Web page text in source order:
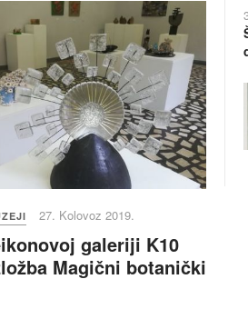
27. Kolovoz 2019.
galeriji K10
Magični botanički